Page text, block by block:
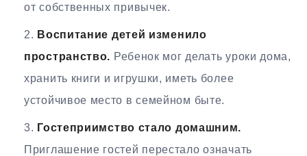
от собственных привычек.
Воспитание детей изменило
пространство. Ребенок мог делать уроки дома,
хранить книги и игрушки, иметь более
устойчивое место в семейном быте.
Гостеприимство стало домашним.
Приглашение гостей перестало означать